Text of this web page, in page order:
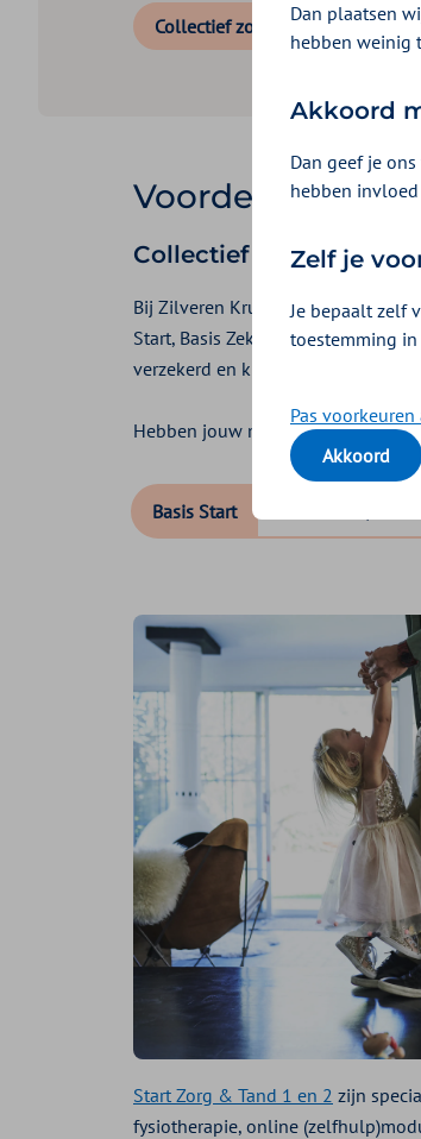
Collectief zorgcontract
Voordelige
Collectief zorgcontract
Bij Zilveren Kruis bepalen jouw
Start, Basis Zeker, Basis
verzekerd en kunnen zij rekenen
Hebben jouw medewerkers hulp
Basis Start
Start Zorg & Tand 1 en 2 zijn
fysiotherapie, online
Dan plaatsen
hebben weinig
Akkoord
Dan geef je
hebben
Zelf je
Je bepaalt zelf
toestemming in
Pas voorkeuren
Akkoord